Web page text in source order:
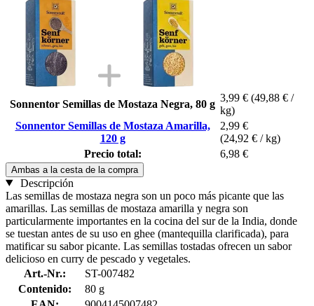
Sonnentor Semillas de Mostaza Negra, 80 g
3,99 € (49,88 € /
kg)
Sonnentor Semillas de Mostaza Amarilla,
120 g
2,99 €
(24,92 € / kg)
Precio total:
6,98 €
Ambas a la cesta de la compra
Descripción
Las semillas de mostaza negra son un poco más picante que las
amarillas. Las semillas de mostaza amarilla y negra son
particularmente importantes en la cocina del sur de la India, donde
se tuestan antes de su uso en ghee (mantequilla clarificada), para
matificar su sabor picante. Las semillas tostadas ofrecen un sabor
delicioso en curry de pescado y vegetales.
Art.-Nr.:
ST-007482
Contenido:
80 g